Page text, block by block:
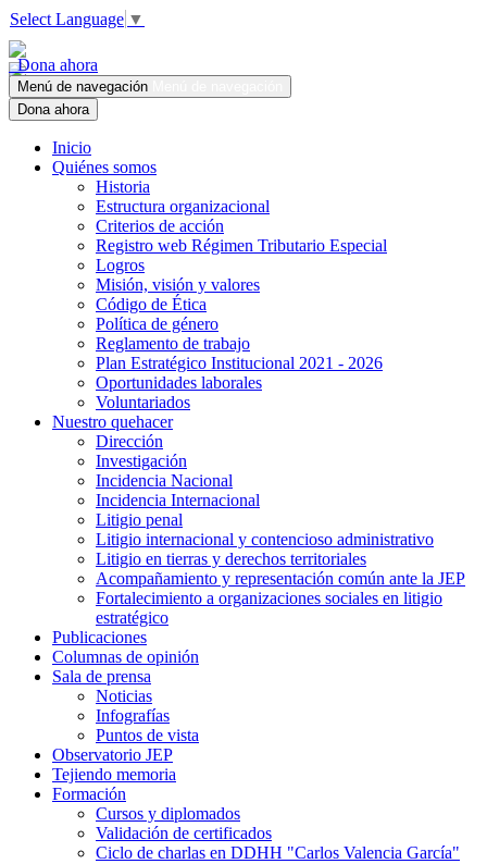
Select Language ▼
Dona ahora
Menú de navegación
Dona ahora
Inicio
Quiénes somos
Historia
Estructura organizacional
Criterios de acción
Registro web Régimen Tributario Especial
Logros
Misión, visión y valores
Código de Ética
Política de género
Reglamento de trabajo
Plan Estratégico Institucional 2021 - 2026
Oportunidades laborales
Voluntariados
Nuestro quehacer
Dirección
Investigación
Incidencia Nacional
Incidencia Internacional
Litigio penal
Litigio internacional y contencioso administrativo
Litigio en tierras y derechos territoriales
Acompañamiento y representación común ante la JEP
Fortalecimiento a organizaciones sociales en litigio
estratégico
Publicaciones
Columnas de opinión
Sala de prensa
Noticias
Infografías
Puntos de vista
Observatorio JEP
Tejiendo memoria
Formación
Cursos y diplomados
Validación de certificados
Ciclo de charlas en DDHH "Carlos Valencia García"